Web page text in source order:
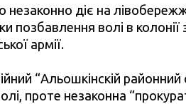
діє на
волі в колонії
армії.
“Альошкінскій районний
проте незаконна